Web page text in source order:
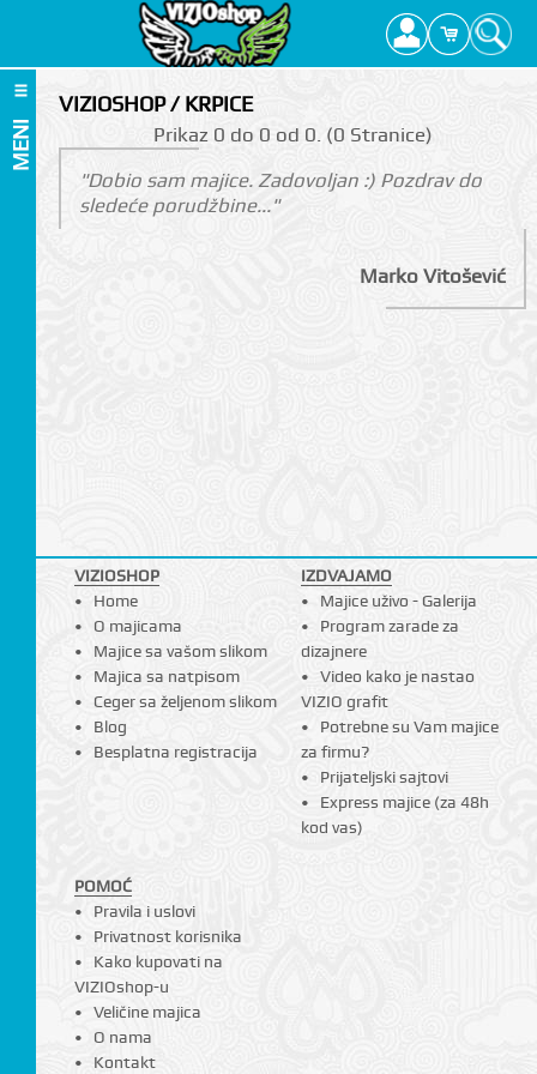
MENI
VIZIOSHOP / KRPICE
Prikаz 0 do 0 оd 0. (0 Strаnicе)
"Dobio sam majice. Zadovoljan :) Pozdrav do
sledeće porudžbine..."
Marko Vitošević
VIZIOSHOP
Home
O majicama
Majice sa vašom slikom
Majica sa natpisom
Ceger sa željenom slikom
Blog
Besplatna registracija
IZDVAJAMO
Majice uživo - Galerija
Program zarade za
dizajnere
Video kako je nastao
VIZIO grafit
Potrebne su Vam majice
za firmu?
Prijateljski sajtovi
Express majice (za 48h
kod vas)
POMOĆ
Pravila i uslovi
Privatnost korisnika
Kako kupovati na
VIZIOshop-u
Veličine majica
O nama
Kontakt